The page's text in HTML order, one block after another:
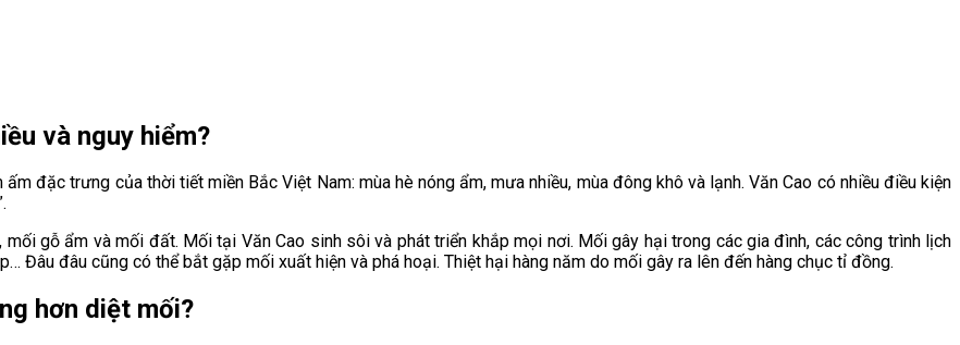
và nguy hiểm?
đặc trưng của thời tiết miền Bắc Việt Nam: mùa hè nóng ẩm, mưa nhiều, mùa đông khô và lạnh. Văn Cao có nhiều điều kiện
gỗ ẩm và mối đất. Mối tại Văn Cao sinh sôi và phát triển khắp mọi nơi. Mối gây hại trong các gia đình, các công trình lịch
Đâu đâu cũng có thể bắt gặp mối xuất hiện và phá hoại. Thiệt hại hàng năm do mối gây ra lên đến hàng chục tỉ đồng.
hơn diệt mối?